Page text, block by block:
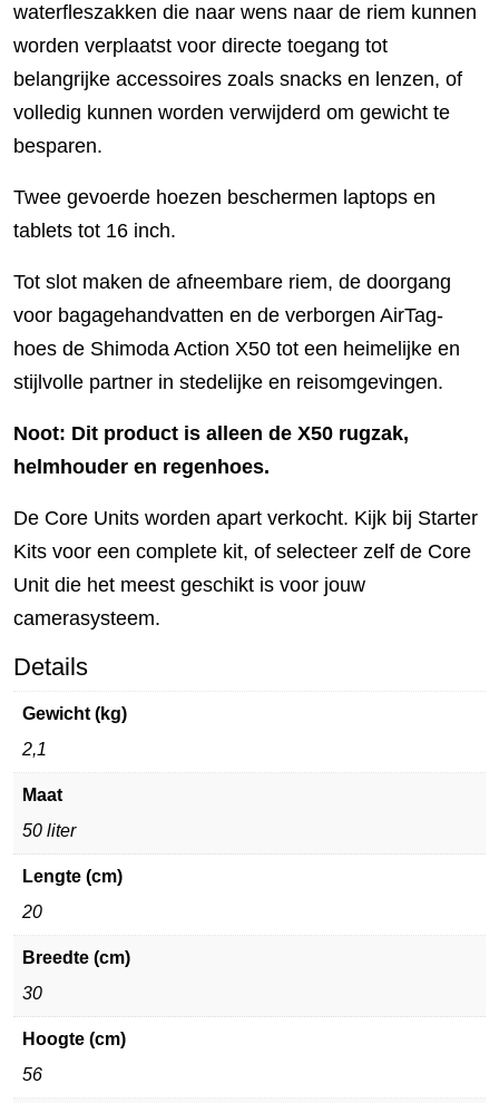
waterfleszakken die naar wens naar de riem kunnen
worden verplaatst voor directe toegang tot
belangrijke accessoires zoals snacks en lenzen, of
volledig kunnen worden verwijderd om gewicht te
besparen.
Twee gevoerde hoezen beschermen laptops en
tablets tot 16 inch.
Tot slot maken de afneembare riem, de doorgang
voor bagagehandvatten en de verborgen AirTag-
hoes de Shimoda Action X50 tot een heimelijke en
stijlvolle partner in stedelijke en reisomgevingen.
Noot: Dit product is alleen de X50 rugzak,
helmhouder en regenhoes.
De Core Units worden apart verkocht. Kijk bij Starter
Kits voor een complete kit, of selecteer zelf de Core
Unit die het meest geschikt is voor jouw
camerasysteem.
Details
Gewicht (kg)
2,1
Maat
50 liter
Lengte (cm)
20
Breedte (cm)
30
Hoogte (cm)
56